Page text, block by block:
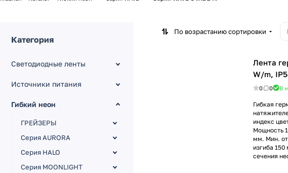
По возрастанию сортировки
Лента
W/m,
0 0 В
Гибкая
индекс
Мощность
мм. Мин.
изгиба
сечения
Категория
Светодиодные ленты
Источники питания
Гибкий неон
ГРЕЙЗЕРЫ
Серия AURORA
Серия HALO
Серия MOONLIGHT